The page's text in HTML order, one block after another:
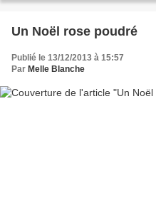
Un Noël rose poudré
Publié le 13/12/2013 à 15:57
Par Melle Blanche